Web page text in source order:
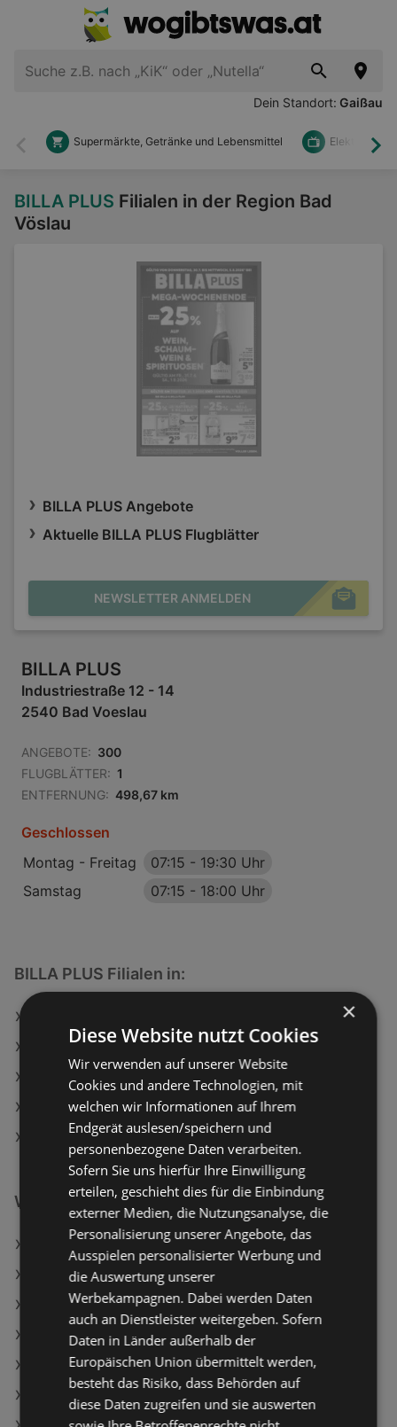
Dein Standort: Gaißau
Zurück
Supermärkte, Getränke und Lebensmittel Elektronik
BILLA PLUS Filialen in der Region Bad
Vöslau
BILLA PLUS Angebote
Aktuelle BILLA PLUS Flugblätter
NEWSLETTER ANMELDEN
BILLA PLUS
Industriestraße 12 - 14
2540 Bad Voeslau
ANGEBOTE: 300
FLUGBLÄTTER: 1
ENTFERNUNG: 498,67 km
Geschlossen
Montag - Freitag
07:15 - 19:30 Uhr
Samstag
07:15 - 18:00 Uhr
BILLA PLUS Filialen in:
BILLA PLUS in Bad Ischl
BILLA PLUS in Enns
BILLA PLUS in Saalfelden am Steinernen Meer
BILLA PLUS in Sankt Johann in der Haide
Weiterführende Links
Clever Vanille Pudding mit Sahne
Clever Schlagobers 36% länger frisch
Clever Magertopfen
BILLA PLUS Angebote
PENNY Angebote
Maximarkt Angebote
×
Diese Website nutzt Cookies
Wir verwenden auf unserer Website
Cookies und andere Technologien, mit
welchen wir Informationen auf Ihrem
Endgerät auslesen/speichern und
personenbezogene Daten verarbeiten.
Sofern Sie uns hierfür Ihre Einwilligung
erteilen, geschieht dies für die Einbindung
externer Medien, die Nutzungsanalyse, die
Personalisierung unserer Angebote, das
Ausspielen personalisierter Werbung und
die Auswertung unserer
Werbekampagnen. Dabei werden Daten
auch an Dienstleister weitergeben. Sofern
Daten in Länder außerhalb der
Europäischen Union übermittelt werden,
besteht das Risiko, dass Behörden auf
diese Daten zugreifen und sie auswerten